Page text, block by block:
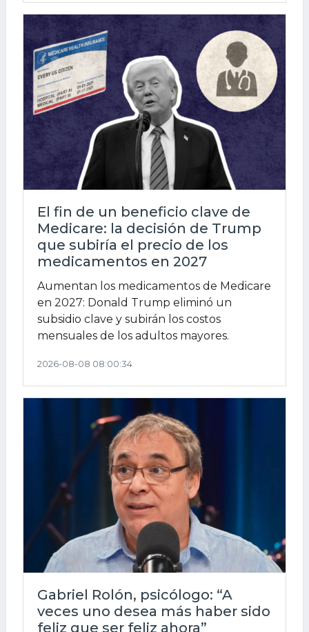
El fin de un beneficio clave de
Medicare: la decisión de Trump
que subiría el precio de los
medicamentos en 2027
Aumentan los medicamentos de Medicare
en 2027: Donald Trump eliminó un
subsidio clave y subirán los costos
mensuales de los adultos mayores.
2026-08-08 08:00:34
Gabriel Rolón, psicólogo: “A
veces uno desea más haber sido
feliz que ser feliz ahora”